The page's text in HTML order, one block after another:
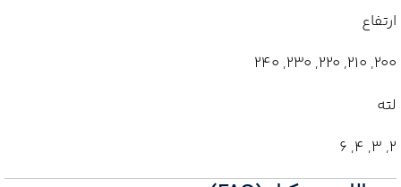
ارتفاع
200, 210, 220, 230, 240
لته
2, 3, 4, 6